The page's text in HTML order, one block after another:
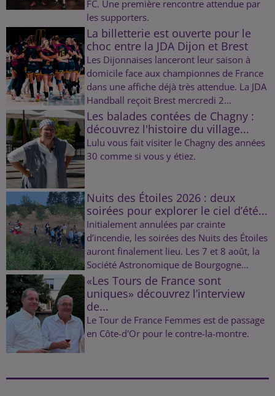
FC. Une première rencontre attendue par
les supporters.
La billetterie est ouverte pour le
choc entre la JDA Dijon et Brest
Les Dijonnaises lanceront leur saison à
domicile face aux championnes de France
dans une affiche déjà très attendue. La JDA
Handball reçoit Brest mercredi 2...
Les balades contées de Chagny :
découvrez l'histoire du village...
Lulu vous fait visiter le Chagny des années
30 comme si vous y étiez.
Nuits des Étoiles 2026 : deux
soirées pour explorer le ciel d’été...
Initialement annulées par crainte
d’incendie, les soirées des Nuits des Étoiles
auront finalement lieu. Les 7 et 8 août, la
Société Astronomique de Bourgogne...
«Les Tours de France sont
uniques» découvrez l’interview
de...
Le Tour de France Femmes est de passage
en Côte-d'Or pour le contre-la-montre.